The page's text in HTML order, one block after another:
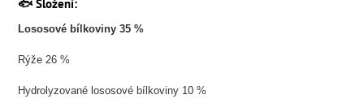
🐟 Složení:
Lososové bílkoviny 35 %
Rýže 26 %
Hydrolyzované lososové bílkoviny 10 %